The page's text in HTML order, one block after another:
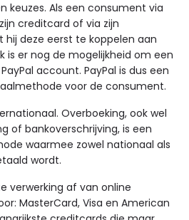
keuzes. Als een consument via
creditcard of via zijn
hij deze eerst te koppelen aan
is er nog de mogelijkheid om een
account. PayPal is dus een
voor de consument.
Overboeking, ook wel
of bankoverschrijving, is een
waarmee zowel nationaal als
wordt.
verwerking af van online
MasterCard, Visa en American